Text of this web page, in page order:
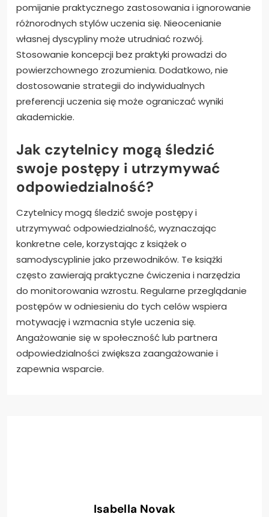
pomijanie praktycznego zastosowania i ignorowanie
różnorodnych stylów uczenia się. Nieocenianie
własnej dyscypliny może utrudniać rozwój.
Stosowanie koncepcji bez praktyki prowadzi do
powierzchownego zrozumienia. Dodatkowo, nie
dostosowanie strategii do indywidualnych
preferencji uczenia się może ograniczać wyniki
akademickie.
Jak czytelnicy mogą śledzić
swoje postępy i utrzymywać
odpowiedzialność?
Czytelnicy mogą śledzić swoje postępy i
utrzymywać odpowiedzialność, wyznaczając
konkretne cele, korzystając z książek o
samodyscyplinie jako przewodników. Te książki
często zawierają praktyczne ćwiczenia i narzędzia
do monitorowania wzrostu. Regularne przeglądanie
postępów w odniesieniu do tych celów wspiera
motywację i wzmacnia style uczenia się.
Angażowanie się w społeczność lub partnera
odpowiedzialności zwiększa zaangażowanie i
zapewnia wsparcie.
Isabella Novak